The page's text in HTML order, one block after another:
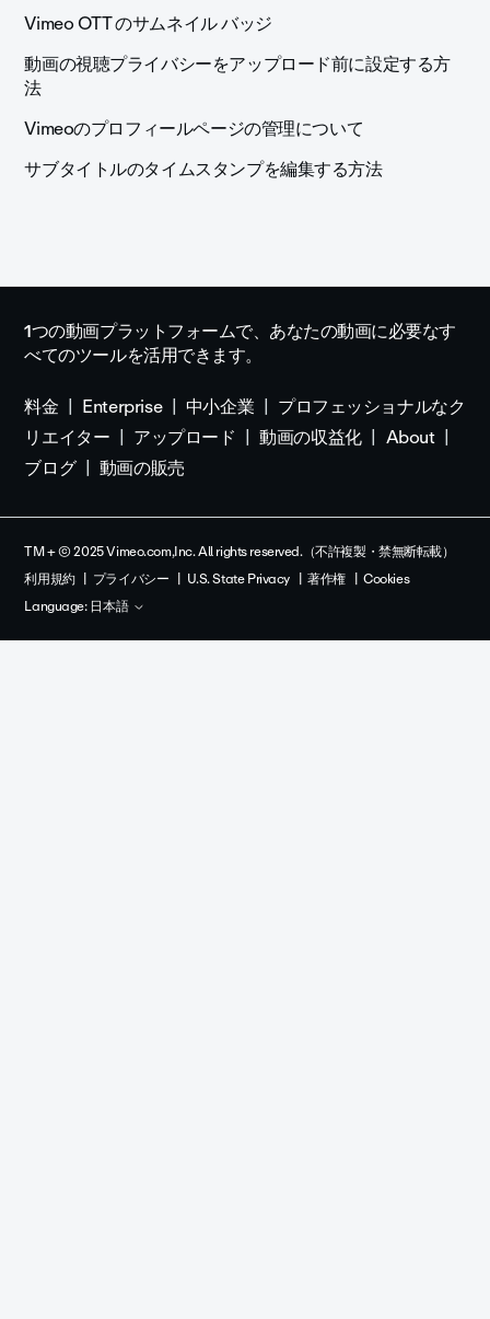
Vimeo OTT のサムネイル バッジ
動画の視聴プライバシーをアップロード前に設定する方
法
Vimeoのプロフィールページの管理について
サブタイトルのタイムスタンプを編集する方法
1つの動画プラットフォームで、あなたの動画に必要なす
べてのツールを活用できます。
料金
Enterprise 中小企業
プロフェッショナルなク
リエイター
アップロード 動画の収益化
About
ブログ
動画の販売
TM + © 2025 Vimeo.com,Inc. All rights reserved.（不許複製・禁無断転載）
利用規約
プライバシー U.S. State Privacy 著作権
Cookies
Language:日本語